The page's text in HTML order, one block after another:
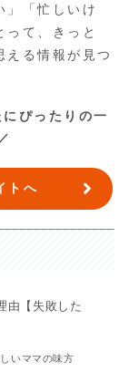
」「忙しいけ
て、きっと
える情報が見つ
ぴったりの一
トへ
由【失敗した
いママの味方